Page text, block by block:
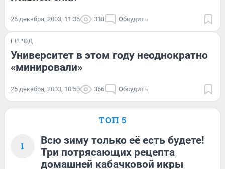
26 декабря, 2003, 11:36 318 Обсудить
ГОРОД
Университет в этом году неоднократно
«минировали»
26 декабря, 2003, 10:50 366 Обсудить
ТОП 5
1
Всю зиму только её есть будете!
Три потрясающих рецепта
домашней кабачковой икры